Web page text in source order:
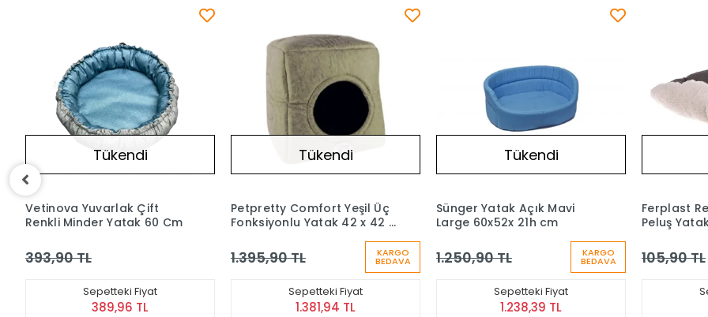
Tükendi
Petpretty Comfort Yeşil Üç
Fonksiyonlu Yatak 42 x 42 x
1.395,90 TL
Sepetteki Fiyat
1.381,94 TL
Tükendi
Sünger Yatak Açık Mavi
Large 60x52x 21h cm
1.250,90 TL KARGO
BEDAVA
Sepetteki Fiyat
1.238,39 TL
Tükendi
Ferplast Relax Marrone Bej
Peluş Yatak 55/4
105,90 TL
Sepetteki Fiyat
104,84 TL
Vetinova
Köpek
203,90 TL